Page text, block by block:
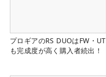
プロギアのRS DUOはFW・UT
も完成度が高く購入者続出！